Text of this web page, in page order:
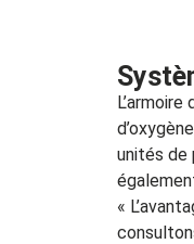
unités de
«